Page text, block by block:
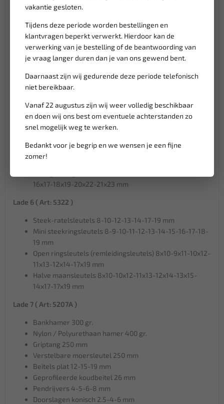
vakantie gesloten.
Tijdens deze periode worden bestellingen en
klantvragen beperkt verwerkt. Hierdoor kan de
verwerking van je bestelling of de beantwoording van
je vraag langer duren dan je van ons gewend bent.
Daarnaast zijn wij gedurende deze periode telefonisch
niet bereikbaar.
Vanaf 22 augustus zijn wij weer volledig beschikbaar
en doen wij ons best om eventuele achterstanden zo
snel mogelijk weg te werken.
Bedankt voor je begrip en we wensen je een fijne
zomer!
1/2" Spline Bit doppen M8-M9-M10-M12-M14-M16-M18
1/2" Spline Bit dop M16 met gat (55mmL) voor VAG
versnellingsbakken
1/2" Spline Bit dop M16 met gat (100mmL) voor VAG
versnellingsbakken
M12-M13-M14 (100mmL)
1/2" Ribe Bit dop M10S (140mmL) voor VAG cilinderkop
Lade 5 ( Art: 5363 )
Steeksleutels 6x7-8x9-10x11-12x13-14x15-16x17-18x19-
Steekringsleutels 6-7-8-9-10-11-12-13-14-15-16-17-18-
19-20-21-22-24 mm
16x17-18x19-20x22-21x23 mm
Lade 6 ( Art: 5322 )
Steek-ratelsleutels 8-10-12-13-14-17-19 mm
Mini steekringsleutels 8-9-10-11-12-13-14-15-16-17-18-
19 mm
Open ringsleutels (remleidingsleutels) 8x10-9x11-10x12-
11x13-12x14-17x19 mm
Halve maansleutels 8x10-10x12-11x13-12x14-13x15-
14x17-17x19 mm
Lade 7 ( Art: 5207A )
Bankhamer 300 gr.
Nylon / Polyurethaan hamer 400 gr.
Griptang 250 mm
Verstelbare moersleutel 250 mm
Beitels plat 12-15-19 mm
Geprofileerde koudbeitel 26 mm
Pendrijvers 4-5-6-8 mm
Doorslagen konisch 2.5-4-6 mm